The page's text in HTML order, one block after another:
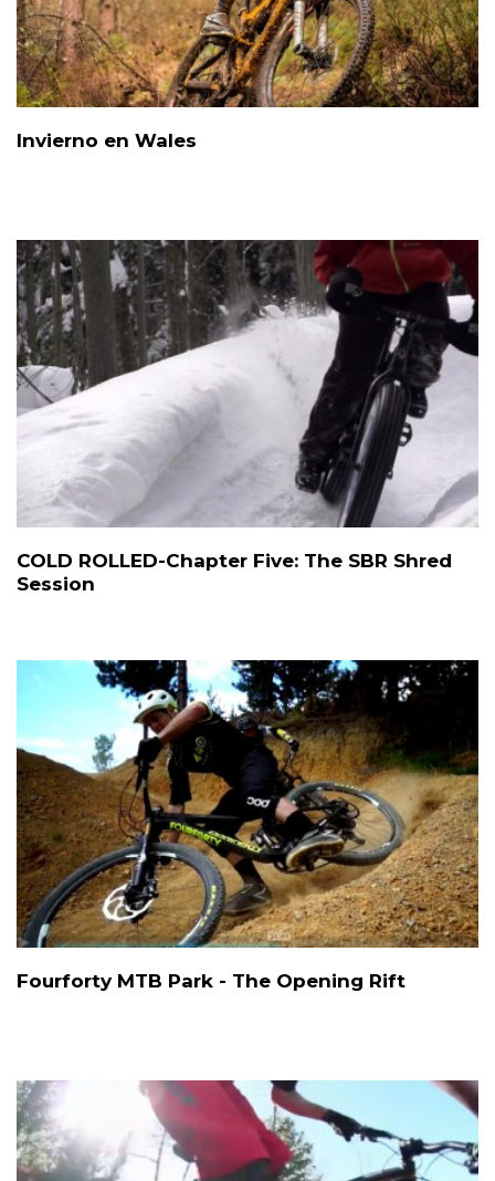
Invierno en Wales
COLD ROLLED-Chapter Five: The SBR Shred
Session
Fourforty MTB Park - The Opening Rift